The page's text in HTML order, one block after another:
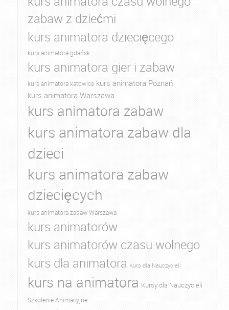
zabaw z dziećmi
kurs animatora dziecięcego
kurs animatora gdańsk
kurs animatora gier i zabaw
kurs animatora katowice kurs animatora Poznań
kurs animatora Warszawa
kurs animatora zabaw
kurs animatora zabaw dla
dzieci
kurs animatora zabaw
dziecięcych
kurs animatora zabaw Warszawa
kurs animatorów
kurs animatorów czasu wolnego
kurs dla animatora Kurs dla Nauczycieli
kurs na animatora Kursy dla Nauczycieli
Szkolenie Animacyjne